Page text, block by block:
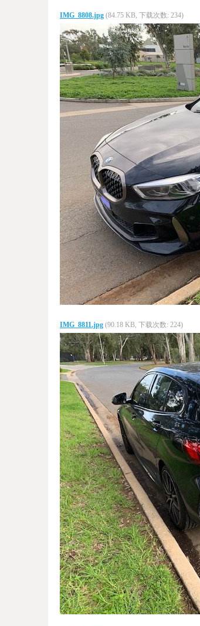
IMG_8808.jpg (84.75 KB, 下载次数: 234)
IMG_8811.jpg (90.18 KB, 下载次数: 224)